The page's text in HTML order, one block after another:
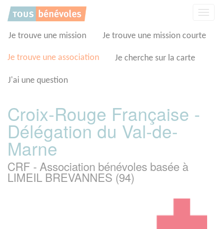
Je trouve une mission Je trouve une mission courte
Je trouve une association Je cherche sur la carte
J'ai une question
Croix-Rouge Française -
Délégation du Val-de-
Marne
CRF - Association bénévoles basée à
LIMEIL BREVANNES (94)
Panneau de gestion des cookies